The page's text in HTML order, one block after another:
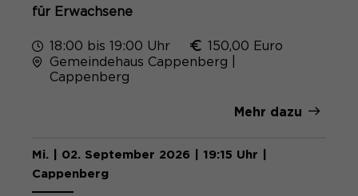
für Erwachsene
18:00 bis 19:00 Uhr
150,00 Euro
Gemeindehaus Cappenberg |
Cappenberg
Mehr dazu
Mi. | 02. September 2026 | 19:15 Uhr |
Cappenberg